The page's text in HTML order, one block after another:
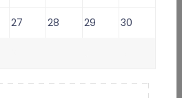
skierowanie na badania -
Zwolnienie dla studenta - 69 zł
27 28 29 30